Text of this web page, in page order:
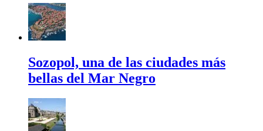
Sozopol, una de las ciudades más
bellas del Mar Negro